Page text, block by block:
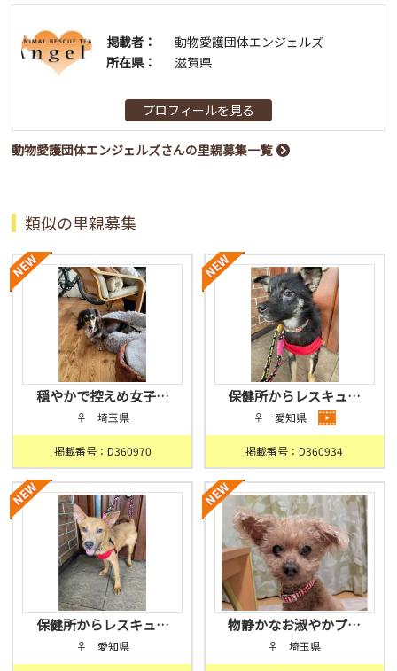
掲載者：
動物愛護団体エンジェルズ
所在県：
滋賀県
プロフィールを見る
動物愛護団体エンジェルズさんの里親募集一覧
類似の里親募集
穏やかで控えめ女子…
♀ 埼玉県
掲載番号：D360970
保健所からレスキュ…
♀ 愛知県
掲載番号：D360934
保健所からレスキュ…
♀ 愛知県
物静かなお淑やかプ…
♀ 埼玉県